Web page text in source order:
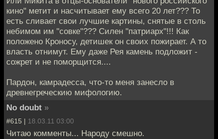
кино" метит и насчитывает ему всего 20 лет??? То
есть сливает свои лучшие картины, снятые в столь
небимом им "совке"??? Силен "патриарх"!!! Как
положено Кроносу, детишек он своих пожирает. А то
власть отнимут. Ему даже Рея камень подложит -
сожрет и не поморщится....
Пардон, камрадесса, что-то меня занесло в
древнегреческию мифологию.
No doubt »
#615 | 18.03.11 03:00
Читаю комменты... Народу смешно.